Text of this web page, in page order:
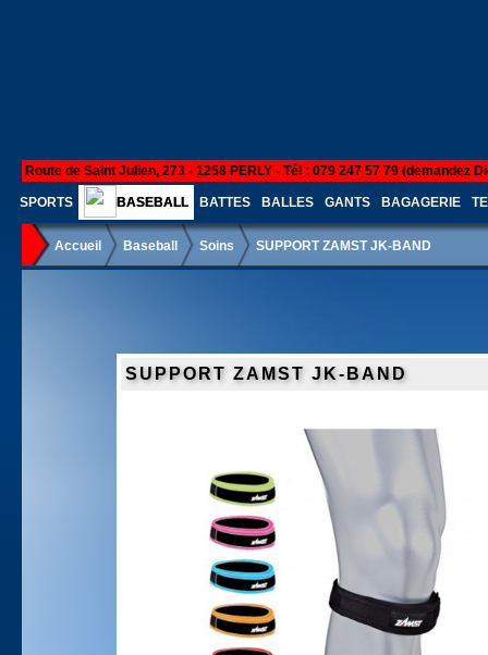
Route de Saint Julien, 273 - 1258 PERLY - Tél : 079 247 57 79 (demandez
SPORTS BASEBALL BATTES BALLES GANTS BAGAGERIE
Accueil Baseball Soins SUPPORT ZAMST JK-BAND
SUPPORT ZAMST JK-BAND